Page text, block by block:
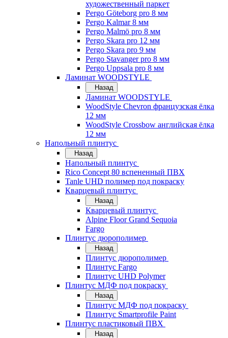
художественный паркет
Pergo Göteborg pro 8 мм
Pergo Kalmar 8 мм
Pergo Malmö pro 8 мм
Pergo Skara pro 12 мм
Pergo Skara pro 9 мм
Pergo Stavanger pro 8 мм
Pergo Uppsala pro 8 мм
Ламинат WOODSTYLE
Назад
Ламинат WOODSTYLE
WoodStyle Chevron французская ёлка
12 мм
WoodStyle Crossbow английская ёлка
12 мм
Напольный плинтус
Назад
Напольный плинтус
Rico Concept 80 вспененный ПВХ
Tanle UHD полимер под покраску
Кварцевый плинтус
Назад
Кварцевый плинтус
Alpine Floor Grand Sequoia
Fargo
Плинтус дюрополимер
Назад
Плинтус дюрополимер
Плинтус Fargo
Плинтус UHD Polymer
Плинтус МДФ под покраску
Назад
Плинтус МДФ под покраску
Плинтус Smartprofile Paint
Плинтус пластиковый ПВХ
Назад